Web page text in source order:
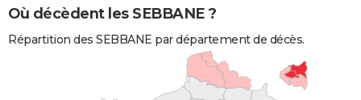
Où décèdent les SEBBANE ?
Répartition des SEBBANE par département de décès.